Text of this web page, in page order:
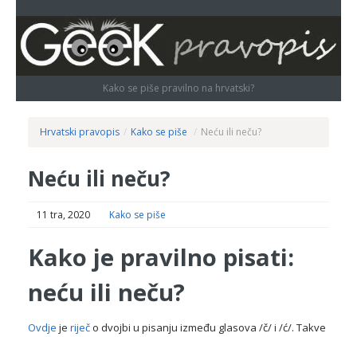
Kako se piše pravilno na hrvatski?
Hrvatski pravopis / Kako se piše / Neću ili neču?
Neću ili neču?
11 tra, 2020 Kako se piše
Kako je pravilno pisati:
neću ili neču?
Ovdje je riječo dvojbi u pisanju između glasova /č/ i /ć/. Takve